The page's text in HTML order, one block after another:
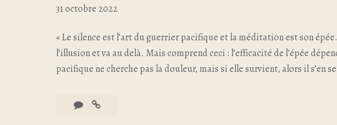
31 octobre 2022
« Le silence est l’art du guerrier pacifique et la méditation est son
l’illusion et va au delà. Mais comprend ceci : l’efficacité de l’épée
pacifique ne cherche pas la douleur, mais si elle survient, alors il s’en